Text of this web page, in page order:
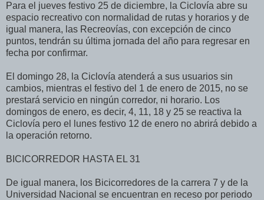
Para el jueves festivo 25 de diciembre, la Ciclovía abre su
espacio recreativo con normalidad de rutas y horarios y de
igual manera, las Recreovías, con excepción de cinco
puntos, tendrán su última jornada del año para regresar en
fecha por confirmar.
El domingo 28, la Ciclovía atenderá a sus usuarios sin
cambios, mientras el festivo del 1 de enero de 2015, no se
prestará servicio en ningún corredor, ni horario. Los
domingos de enero, es decir, 4, 11, 18 y 25 se reactiva la
Ciclovía pero el lunes festivo 12 de enero no abrirá debido a
la operación retorno.
BICICORREDOR HASTA EL 31
De igual manera, los Bicicorredores de la carrera 7 y de la
Universidad Nacional se encuentran en receso por periodo